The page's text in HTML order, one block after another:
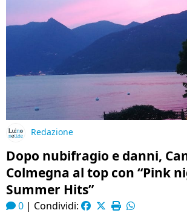
Redazione
Dopo nubifragio e danni,
Colmegna al top con “Pink
Summer Hits”
0 | Condividi: